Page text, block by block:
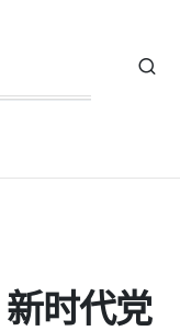
时代党